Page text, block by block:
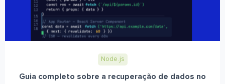
Node.js
Guia completo sobre a recuperação de dados no